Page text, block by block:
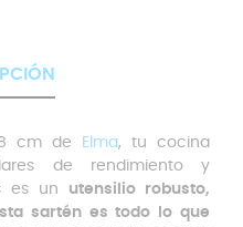
cm de Elma, tu cocina
de rendimiento y
es un utensilio robusto,
sartén es todo lo que